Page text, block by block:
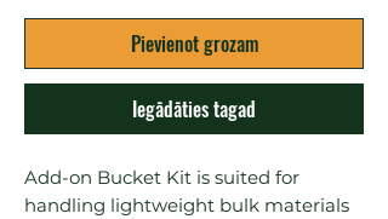
Pievienot grozam
Iegādāties tagad
Add-on Bucket Kit is suited for
handling lightweight bulk materials